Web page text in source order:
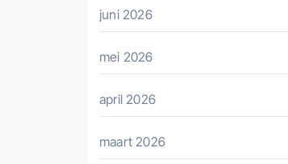
juni 2026
mei 2026
april 2026
maart 2026